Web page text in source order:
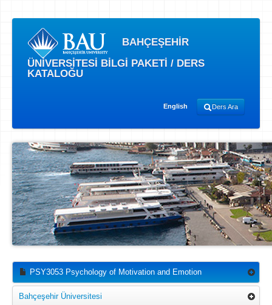
BAHÇEŞEHİR
ÜNİVERSİTESİ BİLGİ PAKETİ / DERS
KATALOĞU
English Ders Ara
PSY3053 Psychology of Motivation and Emotion
Bahçeşehir Üniversitesi